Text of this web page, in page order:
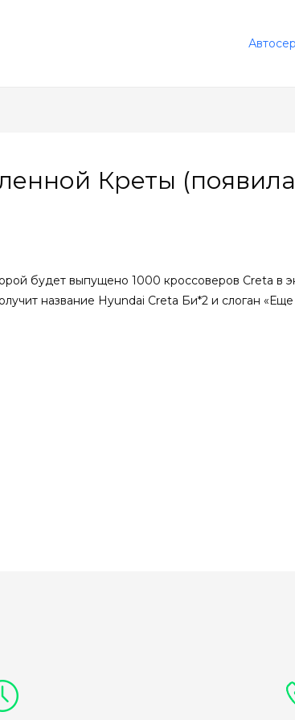
Креты
будет выпущено 1000 кроссоверов Creta в
название Hyundai Creta Би*2 и слоган